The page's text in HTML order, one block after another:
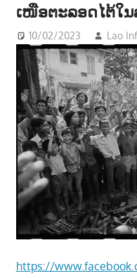
ວ
າ
ເໜືອຕະລອດໄຕ້ໃນ
10/02/2023 Lao
https://